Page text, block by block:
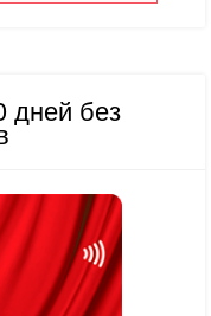
дней без